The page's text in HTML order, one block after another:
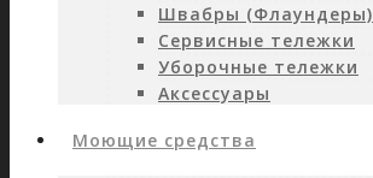
Швабры (Флаундеры)
Сервисные тележки
Уборочные тележки
Аксессуары
Моющие средства